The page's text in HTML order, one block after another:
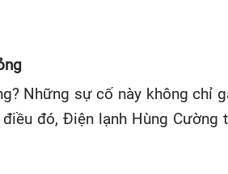
Những sự cố này không chỉ
đó, Điện lạnh Hùng Cường